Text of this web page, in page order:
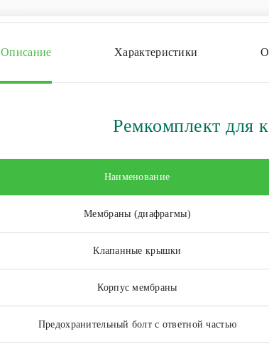
Описание Характеристики
Ремкомплект для
Наименование
Мембраны (диафрагмы)
Клапанные крышки
Корпус мембраны
Предохранительный болт с ответной частью